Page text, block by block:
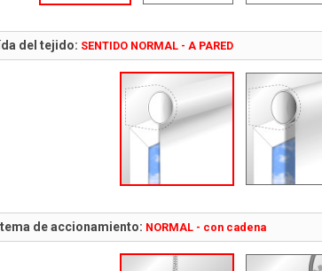
del tejido: SENTIDO NORMAL - A PARED
de accionamiento: NORMAL - con cadena